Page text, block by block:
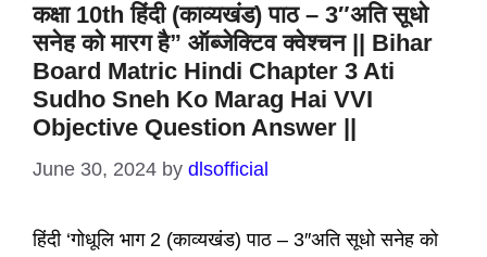
कक्षा 10th हिंदी (काव्यखंड) पाठ – 3″अति सूधो
सनेह को मारग है” ऑब्जेक्टिव क्वेश्चन || Bihar
Board Matric Hindi Chapter 3 Ati
Sudho Sneh Ko Marag Hai VVI
Objective Question Answer ||
June 30, 2024 by dlsofficial
हिंदी ‘गोधूलि भाग 2 (काव्यखंड) पाठ – 3″अति सूधो सनेह को